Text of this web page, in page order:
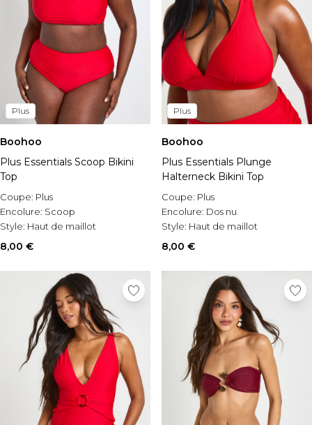
Plus
Boohoo
Plus Essentials Scoop Bikini
Top
Coupe: Plus
Encolure: Scoop
Style: Haut de maillot
8,00 €
Plus
Boohoo
Plus Essentials Plunge
Halterneck Bikini Top
Coupe: Plus
Encolure: Dos nu
Style: Haut de maillot
8,00 €